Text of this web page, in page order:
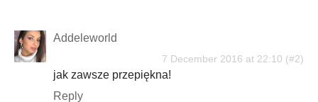
Addeleworld
7 December 2016 at 22:10
jak zawsze przepiękna!
Reply